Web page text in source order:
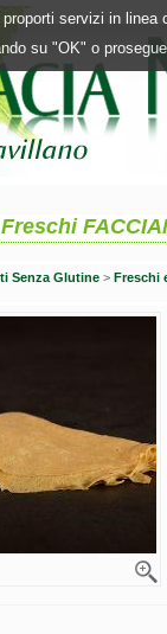
servizi in
su "OK" o
Senza Glutine > Freschi